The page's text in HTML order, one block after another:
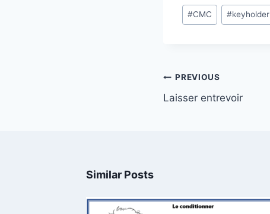
Post
Tags:
#CMC #keyholder
Post
navigation
PREVIOUS
Laisser entrevoir
Similar Posts